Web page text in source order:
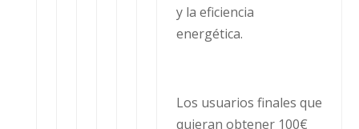
y la eficiencia
energética.
Los usuarios finales que
quieran obtener 100€